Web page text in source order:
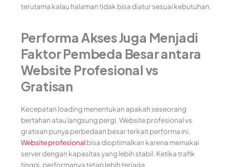
terutama kalau halaman tidak bisa diatur sesuai kebutuhan.
Performa Akses Juga Menjadi
Faktor Pembeda Besar antara
Website Profesional vs
Gratisan
Kecepatan loading menentukan apakah seseorang
bertahan atau langsung pergi. Website profesional vs
gratisan punya perbedaan besar terkait performa ini.
Website profesional bisa dioptimalkan karena memakai
server dengan kapasitas yang lebih stabil. Ketika trafik
tinggi, performanya tetap lebih terjaga.